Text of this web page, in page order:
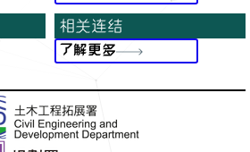
相关连结
了解更多